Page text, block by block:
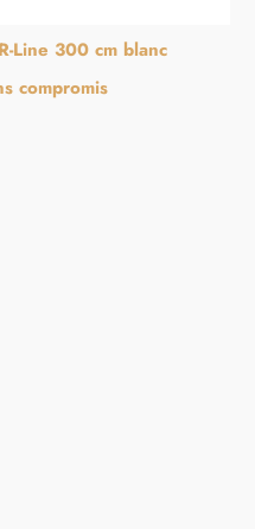
Line 300 cm blanc
compromis